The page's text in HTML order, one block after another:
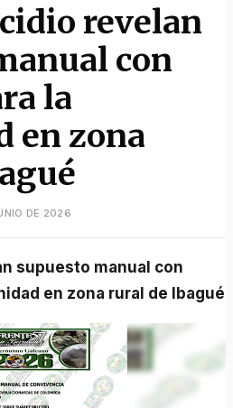
revelan
con
la
en zona
DE 2026
en zona rural de Ibagué